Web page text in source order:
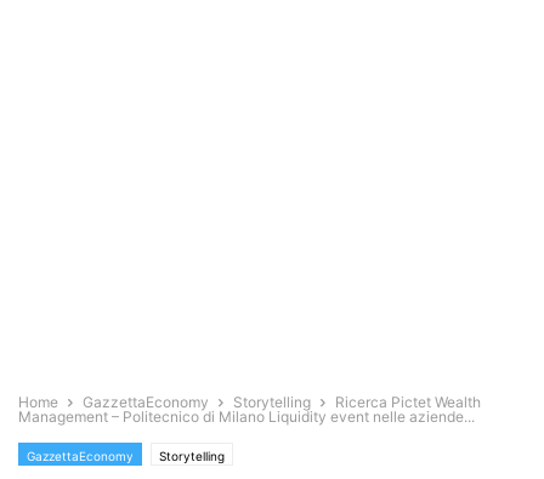
Home GazzettaEconomy Storytelling
Ricerca Pictet Wealth
Management – Politecnico di Milano Liquidity event nelle aziende...
GazzettaEconomy Storytelling